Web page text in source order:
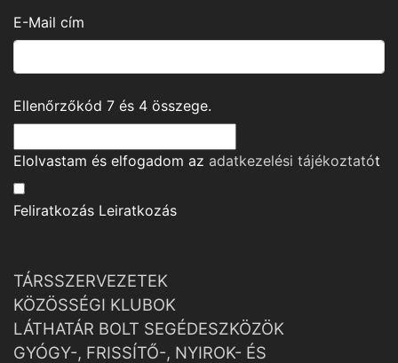
E-Mail cím
Ellenőrzőkód 7 és 4 összege.
Elolvastam és elfogadom az adatkezelési tájékoztatót
Feliratkozás Leiratkozás
TÁRSSZERVEZETEK
KÖZÖSSÉGI KLUBOK
LÁTHATÁR BOLT SEGÉDESZKÖZÖK
GYÓGY-, FRISSÍTŐ-, NYIROK- ÉS